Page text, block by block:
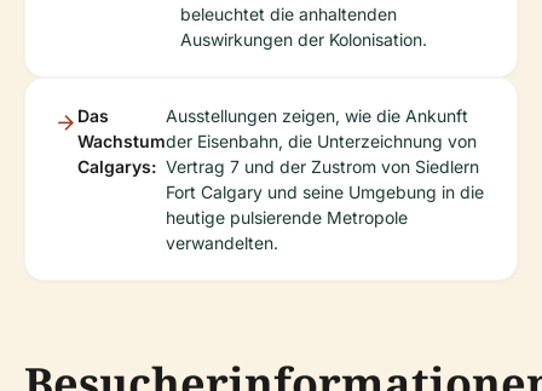
beleuchtet die anhaltenden
Auswirkungen der Kolonisation.
Das
Wachstum
Calgarys:
Ausstellungen zeigen, wie die Ankunft
der Eisenbahn, die Unterzeichnung von
Vertrag 7 und der Zustrom von Siedlern
Fort Calgary und seine Umgebung in die
heutige pulsierende Metropole
verwandelten.